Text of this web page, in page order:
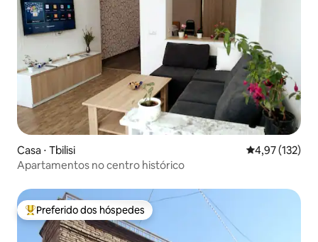
Casa ⋅ Tbilisi 4,97 de uma
4,97 (132)
Apartamentos no centro histórico
Entre os melhores preferidos dos hóspedes
Preferido dos hóspedes